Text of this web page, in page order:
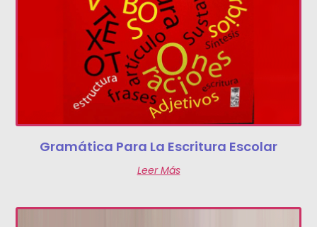
Gramática Para La Escritura Escolar
Leer Más